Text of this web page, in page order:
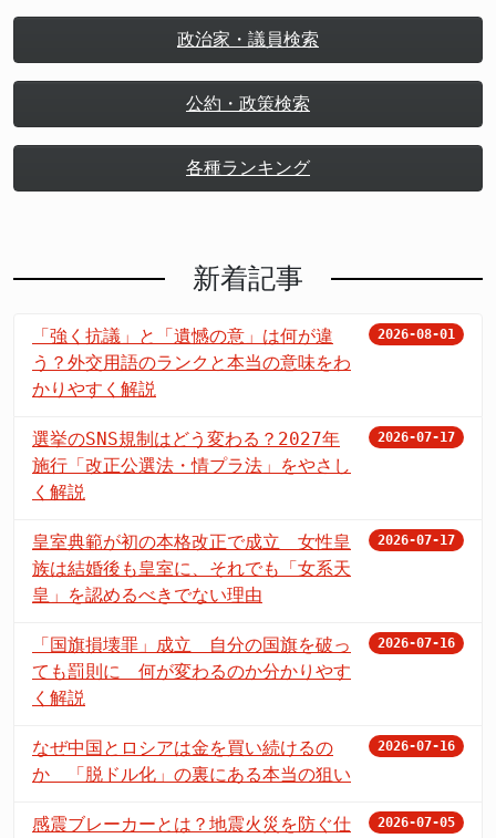
政治家・議員検索
公約・政策検索
各種ランキング
新着記事
「強く抗議」と「遺憾の意」は何が違
う？外交用語のランクと本当の意味をわ
かりやすく解説
2026-08-01
選挙のSNS規制はどう変わる？2027年
施行「改正公選法・情プラ法」をやさし
く解説
2026-07-17
皇室典範が初の本格改正で成立 女性皇
族は結婚後も皇室に、それでも「女系天
皇」を認めるべきでない理由
2026-07-17
「国旗損壊罪」成立 自分の国旗を破っ
ても罰則に 何が変わるのか分かりやす
く解説
2026-07-16
なぜ中国とロシアは金を買い続けるの
か 「脱ドル化」の裏にある本当の狙い
2026-07-16
感震ブレーカーとは？地震火災を防ぐ仕
2026-07-05